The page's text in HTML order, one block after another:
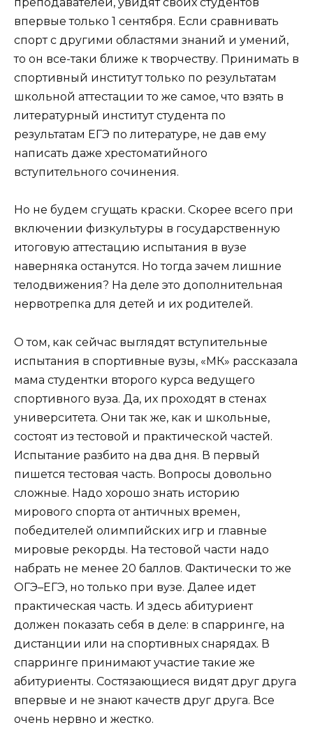
впервые только 1 сентября. Если сравнивать
спорт с другими областями знаний и умений,
то он все-таки ближе к творчеству. Принимать в
спортивный институт только по результатам
школьной аттестации то же самое, что взять в
литературный институт студента по
результатам ЕГЭ по литературе, не дав ему
написать даже хрестоматийного
вступительного сочинения.
Но не будем сгущать краски. Скорее всего при
включении физкультуры в государственную
итоговую аттестацию испытания в вузе
наверняка останутся. Но тогда зачем лишние
телодвижения? На деле это дополнительная
нервотрепка для детей и их родителей.
О том, как сейчас выглядят вступительные
испытания в спортивные вузы, «МК» рассказала
мама студентки второго курса ведущего
спортивного вуза. Да, их проходят в стенах
университета. Они так же, как и школьные,
состоят из тестовой и практической частей.
Испытание разбито на два дня. В первый
пишется тестовая часть. Вопросы довольно
сложные. Надо хорошо знать историю
мирового спорта от античных времен,
победителей олимпийских игр и главные
мировые рекорды. На тестовой части надо
набрать не менее 20 баллов. Фактически то же
ОГЭ–ЕГЭ, но только при вузе. Далее идет
практическая часть. И здесь абитуриент
должен показать себя в деле: в спарринге, на
дистанции или на спортивных снарядах. В
спарринге принимают участие такие же
абитуриенты. Состязающиеся видят друг друга
впервые и не знают качеств друг друга. Все
очень нервно и жестко.